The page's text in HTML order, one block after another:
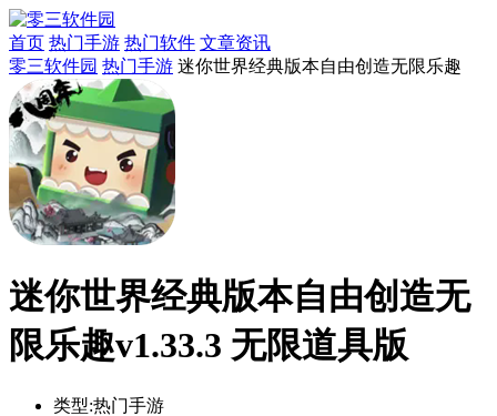
首页 热门手游 热门软件 文章资讯
零三软件园 热门手游 迷你世界经典版本自由创造无限乐趣
迷你世界经典版本自由创造无
限乐趣v1.33.3 无限道具版
类型:热门手游